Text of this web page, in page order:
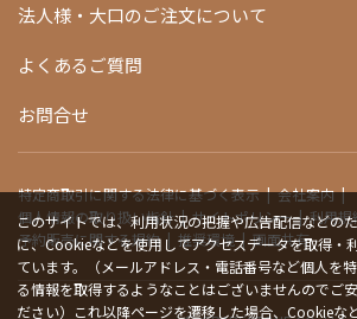
法人様・大口のご注文について
よくあるご質問
お問合せ
特定商取引に関する法律に基づく表示
会社案内
個人情報の取り扱い指針
サイトポリシー 利用規
予約販売に関する規約
推奨環境 画面共有
このサイトでは、利用状況の把握や広告配信などの
に、Cookieなどを使用してアクセスデータを取得・
ています。（メールアドレス・電話番号など個人を
る情報を取得するようなことはございませんのでご
ださい）これ以降ページを遷移した場合、Cookieな